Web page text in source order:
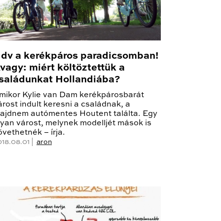
a kerékpáros paradicsomban!
miért költöztettük a
Hollandiába?
Kylie van Dam kerékpárosbarát
indult keresni a családnak, a
autómentes Houtent találta. Egy
várost, melynek modelljét mások is
– írja.
| aron